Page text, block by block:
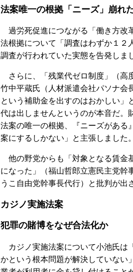
法案唯一の根拠「ニーズ」崩れ
過労死促進につながる「働き方改
法根拠について「調査はわずか１２
調査が行われていた実態を告発しま
さらに、「残業代ゼロ制度」（高
竹中平蔵氏（人材派遣会社パソナ会
という補助金を出すのはおかしい
代は出しませんというのが本音だ。
法案の唯一の根拠、『ニーズがある
案にするしかない」と主張しました
他の野党からも「対象となる賃金
になった」（福山哲郎立憲民主党幹
うこ自由党幹事長代行）と批判が出
カジノ実施法案
犯罪の賭博をなぜ合法化か
カジノ実施法案について小池氏は
かという根本問題が解決していない